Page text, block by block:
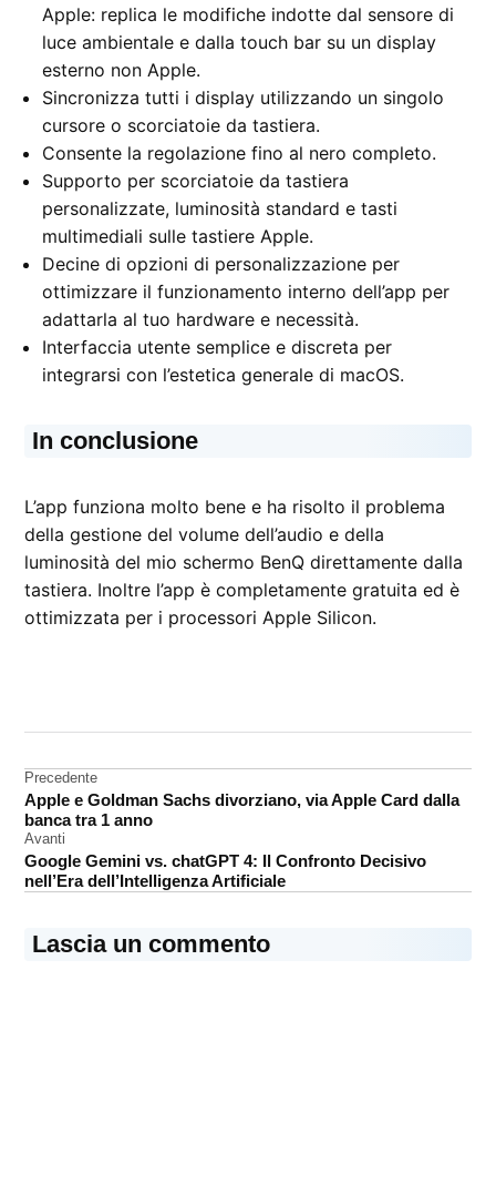
Apple: replica le modifiche indotte dal sensore di
luce ambientale e dalla touch bar su un display
esterno non Apple.
Sincronizza tutti i display utilizzando un singolo
cursore o scorciatoie da tastiera.
Consente la regolazione fino al nero completo.
Supporto per scorciatoie da tastiera
personalizzate, luminosità standard e tasti
multimediali sulle tastiere Apple.
Decine di opzioni di personalizzazione per
ottimizzare il funzionamento interno dell’app per
adattarla al tuo hardware e necessità.
Interfaccia utente semplice e discreta per
integrarsi con l’estetica generale di macOS.
In conclusione
L’app funziona molto bene e ha risolto il problema
della gestione del volume dell’audio e della
luminosità del mio schermo BenQ direttamente dalla
tastiera. Inoltre l’app è completamente gratuita ed è
ottimizzata per i processori Apple Silicon.
macOS
monitor
Navigazione
articoli
Precedente
Apple e Goldman Sachs divorziano, via Apple Card dalla
banca tra 1 anno
Avanti
Google Gemini vs. chatGPT 4: Il Confronto Decisivo
nell’Era dell’Intelligenza Artificiale
Lascia un commento